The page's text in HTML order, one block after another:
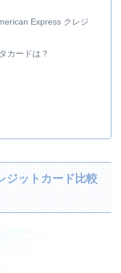
Express クレジ
カードは？
ジットカード比較